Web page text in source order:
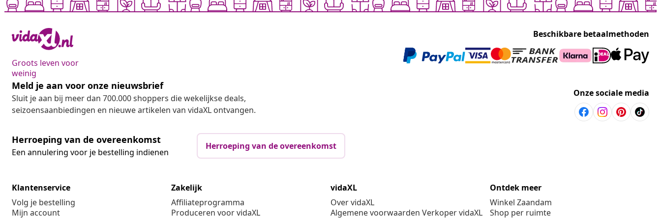
Groots leven voor
weinig
Beschikbare betaalmethoden
Meld je aan voor onze nieuwsbrief
Sluit je aan bij meer dan 700.000 shoppers die wekelijkse deals,
seizoensaanbiedingen en nieuwe artikelen van vidaXL ontvangen.
Onze sociale media
Herroeping van de overeenkomst
Een annulering voor je bestelling indienen
Herroeping van de overeenkomst
Klantenservice
Volg je bestelling
Mijn account
Zakelijk
Affiliateprogramma
Produceren voor vidaXL
vidaXL
Over vidaXL
Algemene voorwaarden Verkoper vidaXL
Ontdek meer
Winkel Zaandam
Shop per ruimte